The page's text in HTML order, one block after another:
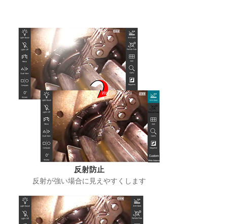
反射防止
反射が強い場合に見えやすくします